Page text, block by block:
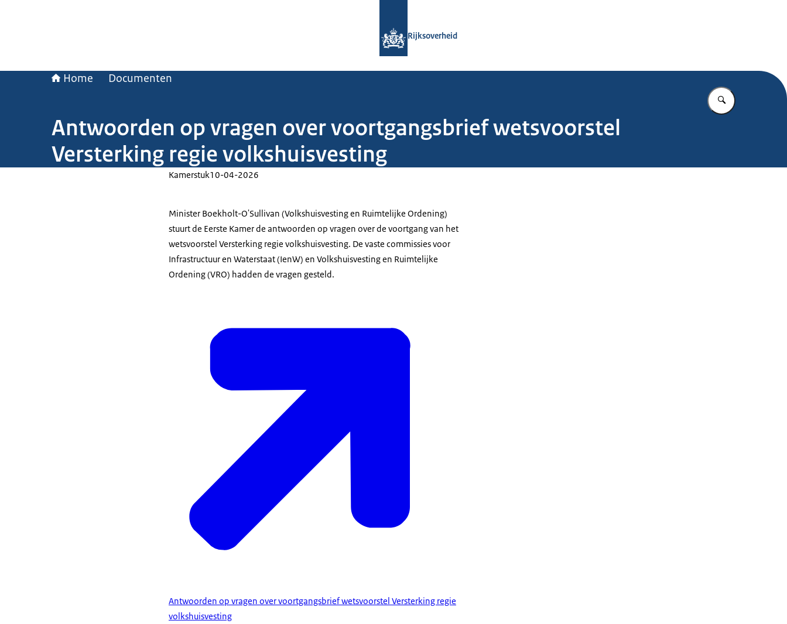
Rijksoverheid
Home Documenten
Vul in wat u
Antwoorden op vragen over voortgangsbrief wetsvoorstel
Versterking regie volkshuisvesting
Kamerstuk10-04-2026
Minister Boekholt-O'Sullivan (Volkshuisvesting en Ruimtelijke Ordening)
stuurt de Eerste Kamer de antwoorden op vragen over de voortgang van het
wetsvoorstel Versterking regie volkshuisvesting. De vaste commissies voor
Infrastructuur en Waterstaat (IenW) en Volkshuisvesting en Ruimtelijke
Ordening (VRO) hadden de vragen gesteld.
Antwoorden op vragen over voortgangsbrief wetsvoorstel Versterking regie
volkshuisvesting